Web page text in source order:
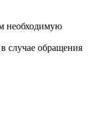
необходимую
случае обращения